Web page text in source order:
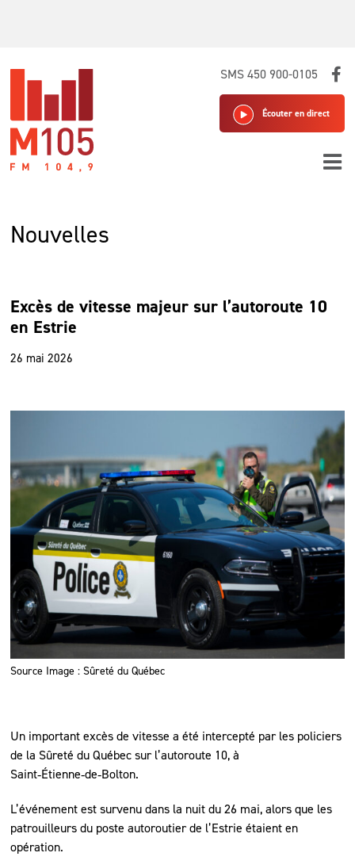
SMS 450 900-0105
Écouter en direct
Nouvelles
Excès de vitesse majeur sur l’autoroute 10
en Estrie
26 mai 2026
Source Image : Sûreté du Québec
Un important excès de vitesse a été intercepté par les policiers
de la Sûreté du Québec sur l’autoroute 10, à
Saint‑Étienne‑de‑Bolton.
L’événement est survenu dans la nuit du 26 mai, alors que les
patrouilleurs du poste autoroutier de l’Estrie étaient en
opération.